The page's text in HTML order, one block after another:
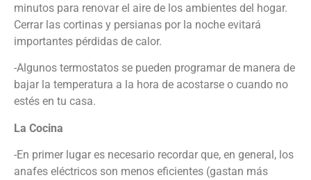
minutos para renovar el aire de los ambientes del hogar.
Cerrar las cortinas y persianas por la noche evitará
importantes pérdidas de calor.
-Algunos termostatos se pueden programar de manera de
bajar la temperatura a la hora de acostarse o cuando no
estés en tu casa.
La Cocina
-En primer lugar es necesario recordar que, en general, los
anafes eléctricos son menos eficientes (gastan más